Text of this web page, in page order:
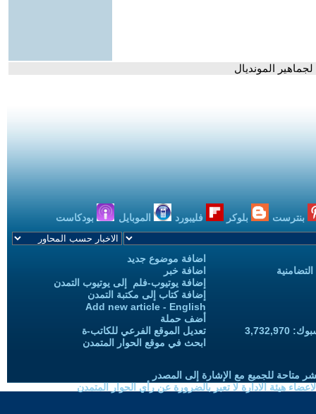
المونديال
بنترست بلوكر فليبورد الموبايل بودكاست
اضافة موضوع جديد
اضافة خبر
إضافة يوتيوب-فلم إلى يوتيوب التمدن
إضافة كتاب إلى مكتبة التمدن
Add new article - English
أضف حملة
تعديل الموقع الفرعي للكاتب-ة
ابحث في موقع الحوار المتمدن
متاحة للجميع مع الإشارة إلى المصدر
هيئة الادارة لا تعبر بالضرورة عن رأي الحوار المتمدن